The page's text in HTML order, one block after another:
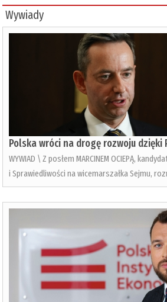
Wywiady
Polska wróci na drogę rozwoju dzięki
WYWIAD \ Z posłem MARCINEM OCIEPĄ,
i Sprawiedliwości na wicemarszałka Sejmu,